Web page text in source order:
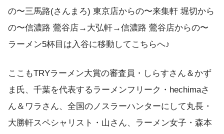
の〜三馬路(さんまろ) 東京店からの〜来集軒 堀切から
の〜信濃路 鶯谷店→大弘軒→信濃路 鶯谷店からの〜
ラーメン5杯目は入谷に移動してこちらへ♪
ここもTRYラーメン大賞の審査員・しらすさん＆かず
ま氏、千葉を代表するラーメンフリーク・hechimaさ
ん＆ワラさん、全国のノスラーハンターにして丸長・
大勝軒スペシャリスト・山さん、ラーメン女子・森本